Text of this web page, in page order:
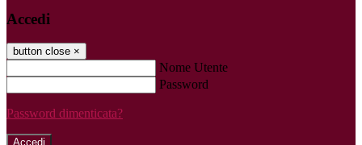
Accedi
button close ×
Nome Utente
Password
Password dimenticata?